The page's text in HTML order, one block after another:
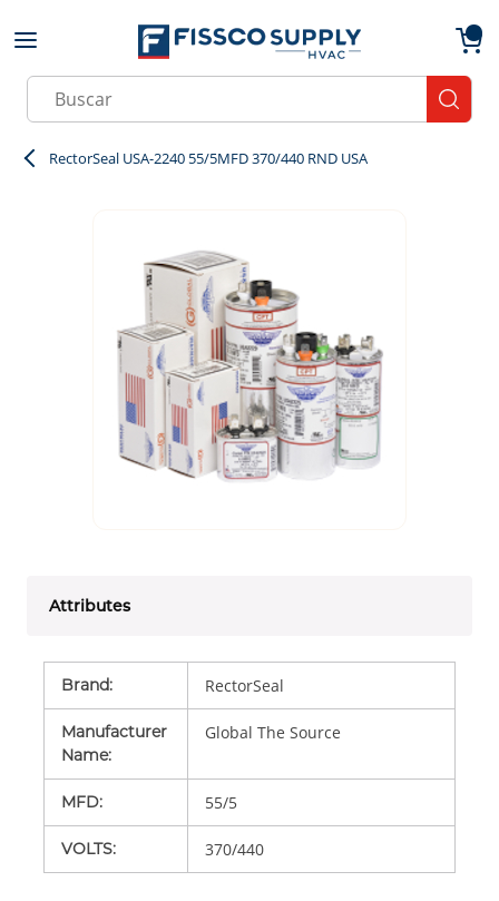
Skip to main content
Site Search
RectorSeal USA-2240 55/5MFD 370/440 RND USA
Attributes
Brand: RectorSeal
Manufacturer
Name:
Global The Source
MFD: 55/5
VOLTS: 370/440